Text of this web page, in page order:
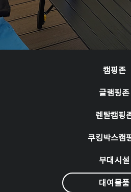
실시간예약
이용규정
캠핑존
글램핑존
렌탈캠핑
쿠킹박스캠
부대시설
대여물품